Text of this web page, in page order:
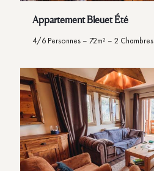
Appartement Bleuet Été
4/6 Personnes – 72m² – 2 Chambres